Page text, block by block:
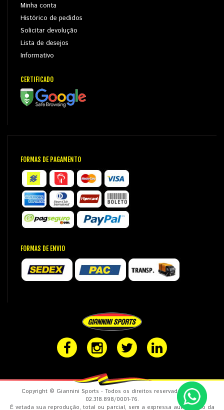
Minha conta
Histórico de pedidos
Solicitar devolução
Lista de desejos
Informativo
CERTIFICADO
FORMAS DE PAGAMENTO
FORMAS DE ENVIO
Copyright © Giannini Sports - Todos os direitos reservados. CNPJ:
02.318.898/0001-76.
É vetada sua reprodução, total ou parcial, sem a expressa autorização da